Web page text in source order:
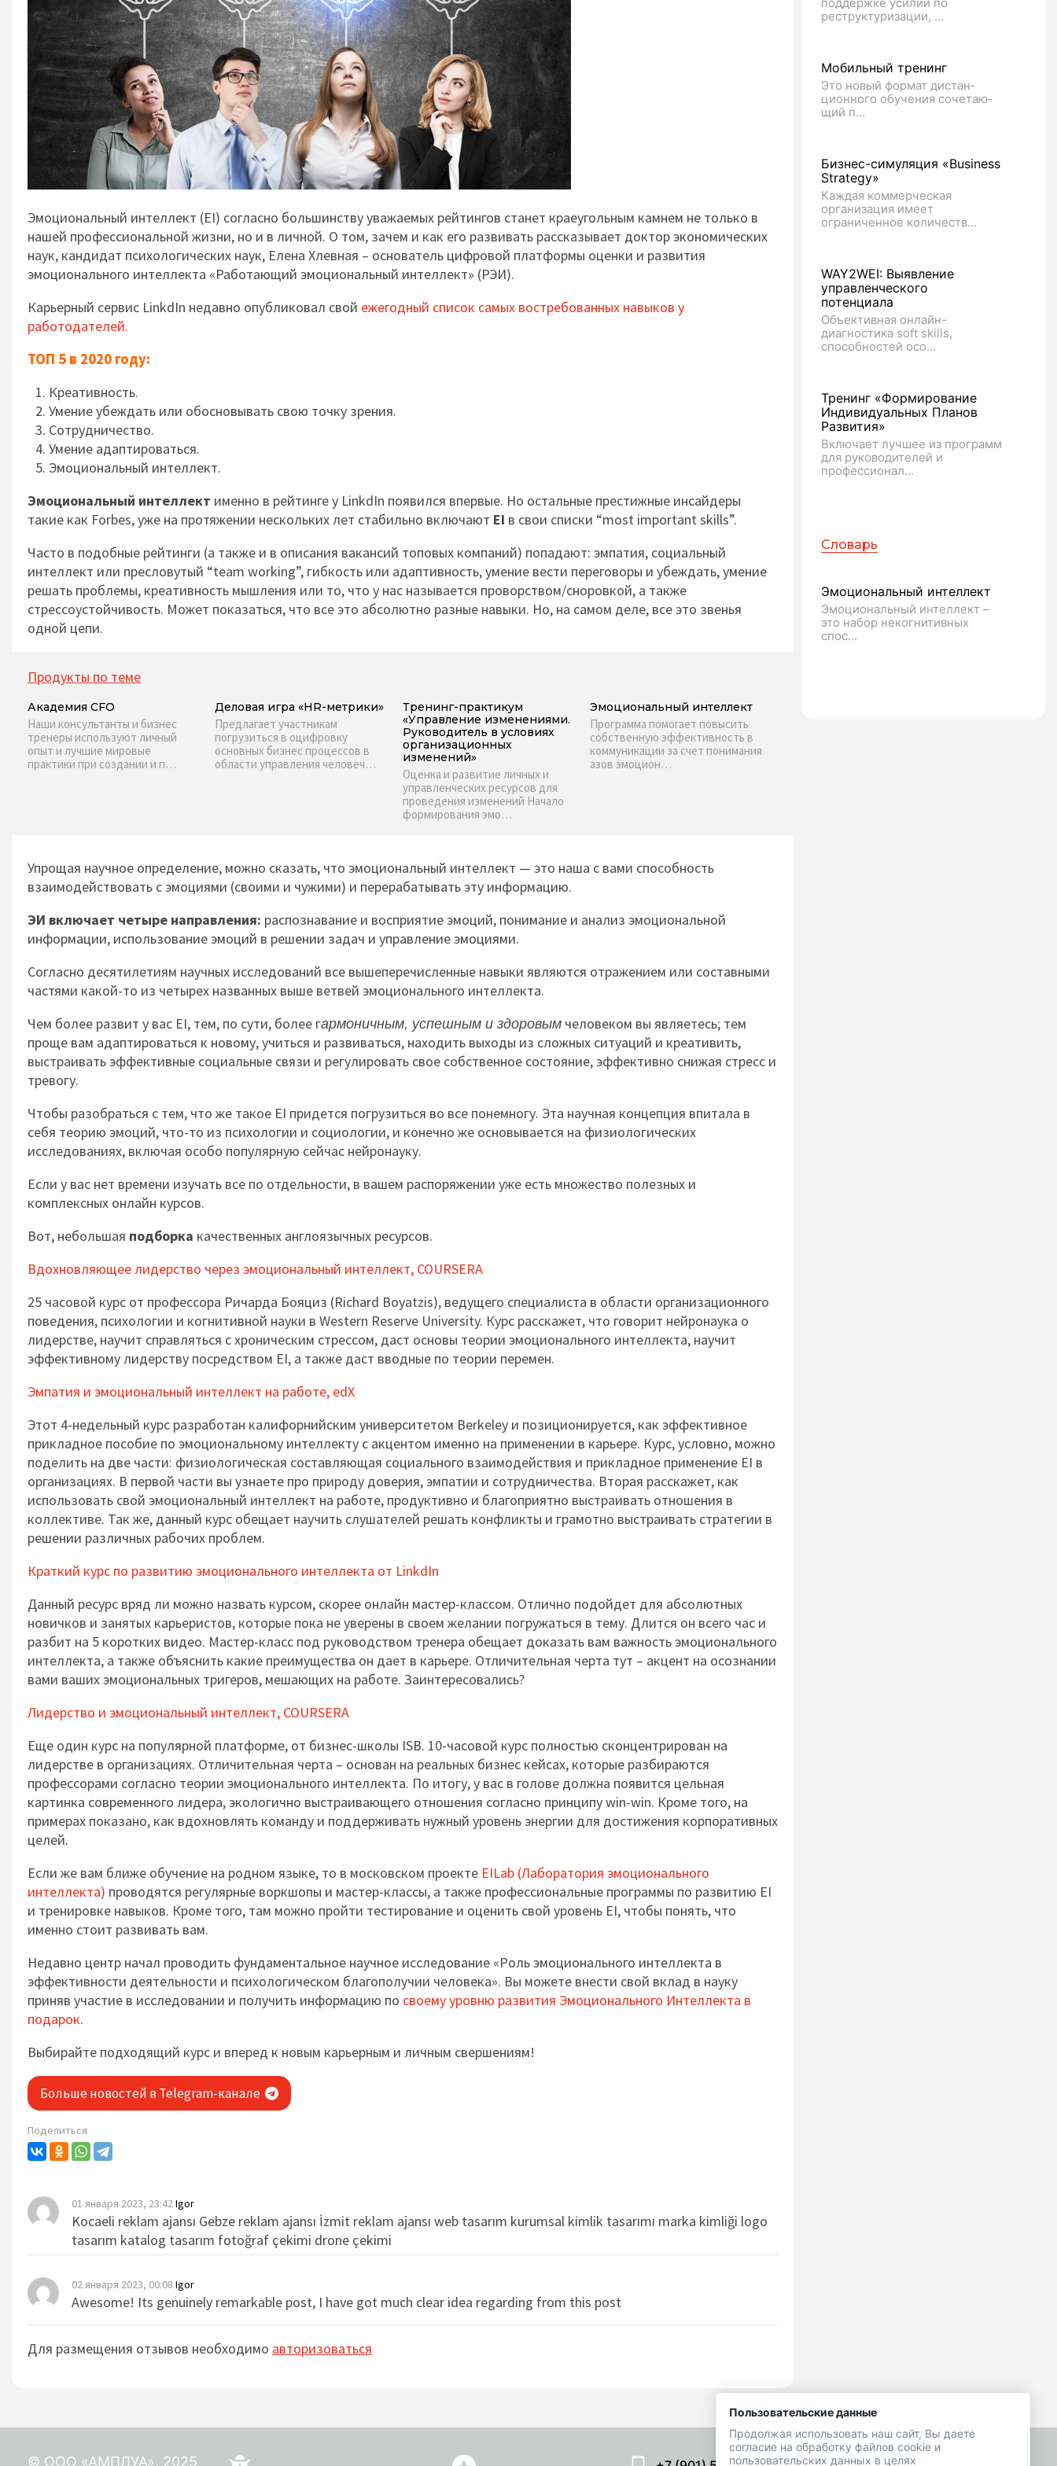
Эмоциональный интеллект (EI) согласно большинству уважаемых рейтингов станет краеугольным камнем не только в
нашей профессиональной жизни, но и в личной. О том, зачем и как его развивать рассказывает доктор экономических
наук, кандидат психологических наук, Елена Хлевная – основатель цифровой платформы оценки и развития
эмоционального интеллекта «Работающий эмоциональный интеллект» (РЭИ).
Карьерный сервис LinkdIn недавно опубликовал свой ежегодный список самых востребованных навыков у
работодателей.
ТОП 5 в 2020 году:
Креативность.
Умение убеждать или обосновывать свою точку зрения.
Сотрудничество.
Умение адаптироваться.
Эмоциональный интеллект.
Эмоциональный интеллект именно в рейтинге у LinkdIn появился впервые. Но остальные престижные инсайдеры
такие как Forbes, уже на протяжении нескольких лет стабильно включают EI в свои списки “most important skills”.
Часто в подобные рейтинги (а также и в описания вакансий топовых компаний) попадают: эмпатия, социальный
интеллект или пресловутый “team working”, гибкость или адаптивность, умение вести переговоры и убеждать, умение
решать проблемы, креативность мышления или то, что у нас называется проворством/сноровкой, а также
стрессоустойчивость. Может показаться, что все это абсолютно разные навыки. Но, на самом деле, все это звенья
одной цепи.
Продукты по теме
Академия CFO
Наши консультанты и бизнес
тренеры используют личный
опыт и лучшие мировые
практики при создании и п…
Деловая игра «HR-метрики»
Предлагает участникам
погрузиться в оцифровку
основных бизнес процессов в
области управления человеч…
Тренинг-практикум
«Управление изменениями.
Руководитель в условиях
организационных
изменений»
Оценка и развитие личных и
управленческих ресурсов для
проведения изменений Начало
формирования эмо…
Эмоциональный интеллект
Программа помогает повысить
собственную эффективность в
коммуникации за счет понимания
азов эмоцион…
Упрощая научное определение, можно сказать, что эмоциональный интеллект — это наша с вами способность
взаимодействовать с эмоциями (своими и чужими) и перерабатывать эту информацию.
ЭИ включает четыре направления: распознавание и восприятие эмоций, понимание и анализ эмоциональной
информации, использование эмоций в решении задач и управление эмоциями.
Согласно десятилетиям научных исследований все вышеперечисленные навыки являются отражением или составными
частями какой-то из четырех названных выше ветвей эмоционального интеллекта.
Чем более развит у вас EI, тем, по сути, более гармоничным, успешным и здоровым человеком вы являетесь; тем
проще вам адаптироваться к новому, учиться и развиваться, находить выходы из сложных ситуаций и креативить,
выстраивать эффективные социальные связи и регулировать свое собственное состояние, эффективно снижая стресс и
тревогу.
Чтобы разобраться с тем, что же такое EI придется погрузиться во все понемногу. Эта научная концепция впитала в
себя теорию эмоций, что-то из психологии и социологии, и конечно же основывается на физиологических
исследованиях, включая особо популярную сейчас нейронауку.
Если у вас нет времени изучать все по отдельности, в вашем распоряжении уже есть множество полезных и
комплексных онлайн курсов.
Вот, небольшая подборка качественных англоязычных ресурсов.
Вдохновляющее лидерство через эмоциональный интеллект, COURSERA
25 часовой курс от профессора Ричарда Бояциз (Richard Boyatzis), ведущего специалиста в области организационного
поведения, психологии и когнитивной науки в Western Reserve University. Курс расскажет, что говорит нейронаука о
лидерстве, научит справляться с хроническим стрессом, даст основы теории эмоционального интеллекта, научит
эффективному лидерству посредством EI, а также даст вводные по теории перемен.
Эмпатия и эмоциональный интеллект на работе, edX
Этот 4-недельный курс разработан калифорнийским университетом Berkeley и позиционируется, как эффективное
прикладное пособие по эмоциональному интеллекту с акцентом именно на применении в карьере. Курс, условно, можно
поделить на две части: физиологическая составляющая социального взаимодействия и прикладное применение EI в
организациях. В первой части вы узнаете про природу доверия, эмпатии и сотрудничества. Вторая расскажет, как
использовать свой эмоциональный интеллект на работе, продуктивно и благоприятно выстраивать отношения в
коллективе. Так же, данный курс обещает научить слушателей решать конфликты и грамотно выстраивать стратегии в
решении различных рабочих проблем.
Краткий курс по развитию эмоционального интеллекта от LinkdIn
Данный ресурс вряд ли можно назвать курсом, скорее онлайн мастер-классом. Отлично подойдет для абсолютных
новичков и занятых карьеристов, которые пока не уверены в своем желании погружаться в тему. Длится он всего час и
разбит на 5 коротких видео. Мастер-класс под руководством тренера обещает доказать вам важность эмоционального
интеллекта, а также объяснить какие преимущества он дает в карьере. Отличительная черта тут – акцент на осознании
вами ваших эмоциональных тригеров, мешающих на работе. Заинтересовались?
Лидерство и эмоциональный интеллект, COURSERA
Еще один курс на популярной платформе, от бизнес-школы ISB. 10-часовой курс полностью сконцентрирован на
лидерстве в организациях. Отличительная черта – основан на реальных бизнес кейсах, которые разбираются
профессорами согласно теории эмоционального интеллекта. По итогу, у вас в голове должна появится цельная
картинка современного лидера, экологично выстраивающего отношения согласно принципу win-win. Кроме того, на
примерах показано, как вдохновлять команду и поддерживать нужный уровень энергии для достижения корпоративных
целей.
Если же вам ближе обучение на родном языке, то в московском проекте EILab (Лаборатория эмоционального
интеллекта) проводятся регулярные воркшопы и мастер-классы, а также профессиональные программы по развитию EI
и тренировке навыков. Кроме того, там можно пройти тестирование и оценить свой уровень EI, чтобы понять, что
именно стоит развивать вам.
Недавно центр начал проводить фундаментальное научное исследование «Роль эмоционального интеллекта в
эффективности деятельности и психологическом благополучии человека». Вы можете внести свой вклад в науку
приняв участие в исследовании и получить информацию по своему уровню развития Эмоционального Интеллекта в
подарок.
Выбирайте подходящий курс и вперед к новым карьерным и личным свершениям!
Больше новостей в Telegram-канале
Поделиться
01 января 2023, 23:42Igor
Kocaeli reklam ajansı Gebze reklam ajansı İzmit reklam ajansı web tasarım kurumsal kimlik tasarımı marka kimliği logo
tasarım katalog tasarım fotoğraf çekimi drone çekimi
02 января 2023, 00:08 Igor
Awesome! Its genuinely remarkable post, I have got much clear idea regarding from this post
Для размещения отзывов необходимо авторизоваться
реструктуризации, ...
Мобильный тренинг
Это новый формат дис­тан­
цион­но­го обуче­ния соче­таю­
щий п...
Бизнес-симуляция «Business
Strategy»
Каждая коммерческая
организация имеет
ограниченное количеств...
WAY2WEI: Выявление
управленческого
потенциала
Объективная онлайн-
диагностика soft skills,
способностей осо...
Тренинг «Формирование
Индивидуальных Планов
Развития»
Включает лучшее из программ
для руководителей и
профессионал...
Словарь
Эмоциональный интеллект
Эмоциональный интеллект –
это набор некогнитивных
спос...
Пользовательские данные
Продолжая использовать наш сайт, Вы даете
согласие на обработку файлов cookie и
пользовательских данных в целях
© ООО «АМПЛУА», 2025